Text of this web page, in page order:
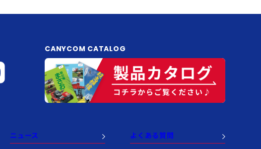
CANYCOM CATALOG
ニュース よくある質問